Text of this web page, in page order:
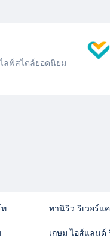
ลฟ์สไตล์ยอดนิยม
ท ทานิริว ริเวอร์แ